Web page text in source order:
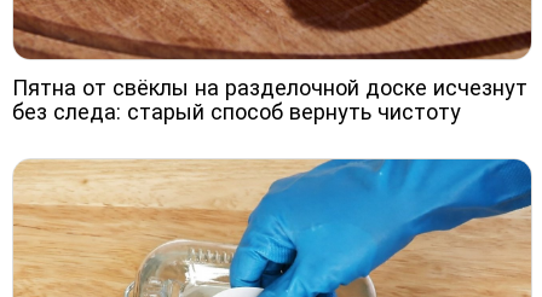
Пятна от свёклы на разделочной доске исчезнут
без следа: старый способ вернуть чистоту